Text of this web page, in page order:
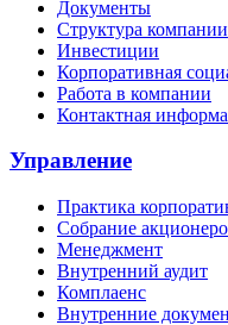
Документы
Структура компании
Инвестиции
Корпоративная
Работа в компании
Контактная
Управление
Практика
Собрание
Менеджмент
Внутренний аудит
Комплаенс
Внутренние